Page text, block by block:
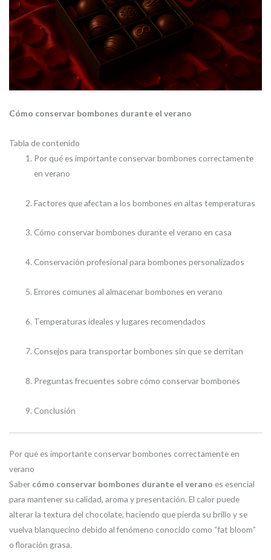
Cómo conservar bombones durante el verano
Tabla de contenido
Por qué es importante conservar bombones correctamente
en verano
Factores que afectan a los bombones en altas temperaturas
Cómo conservar bombones durante el verano en casa
Conservación profesional para bombones personalizados
Errores comunes al almacenar bombones en verano
Temperaturas ideales y lugares recomendados
Consejos para transportar bombones sin que se derritan
Preguntas frecuentes sobre cómo conservar bombones
Conclusión
Por qué es importante conservar bombones correctamente en
verano
Saber cómo conservar bombones durante el verano es esencial
para mantener su calidad, aroma y presentación. El calor puede
alterar la textura del chocolate, haciendo que pierda su brillo y se
vuelva blanquecino debido al fenómeno conocido como “fat bloom”
o floración grasa.